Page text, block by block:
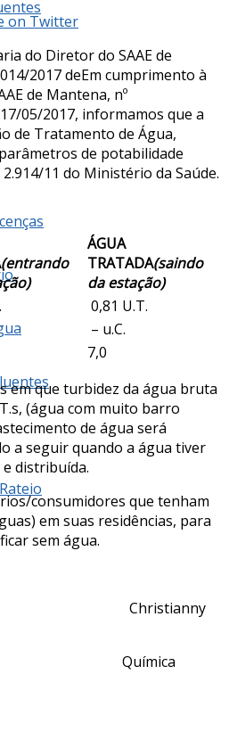
on Twitter
do Diretor do SAAE de
2017 deEm cumprimento à
de Mantena, nº
05/2017, informamos que a
de Tratamento de Água,
de potabilidade
11 do Ministério da Saúde.
(entrando
ÁGUA
TRATADA(saindo
da estação)
0,81 U.T.
– u.C.
7,0
em que turbidez da água bruta
(água com muito barro
de água será
a seguir quando a água tiver
distribuída.
consumidores que tenham
em suas residências, para
sem água.
Christianny
Química